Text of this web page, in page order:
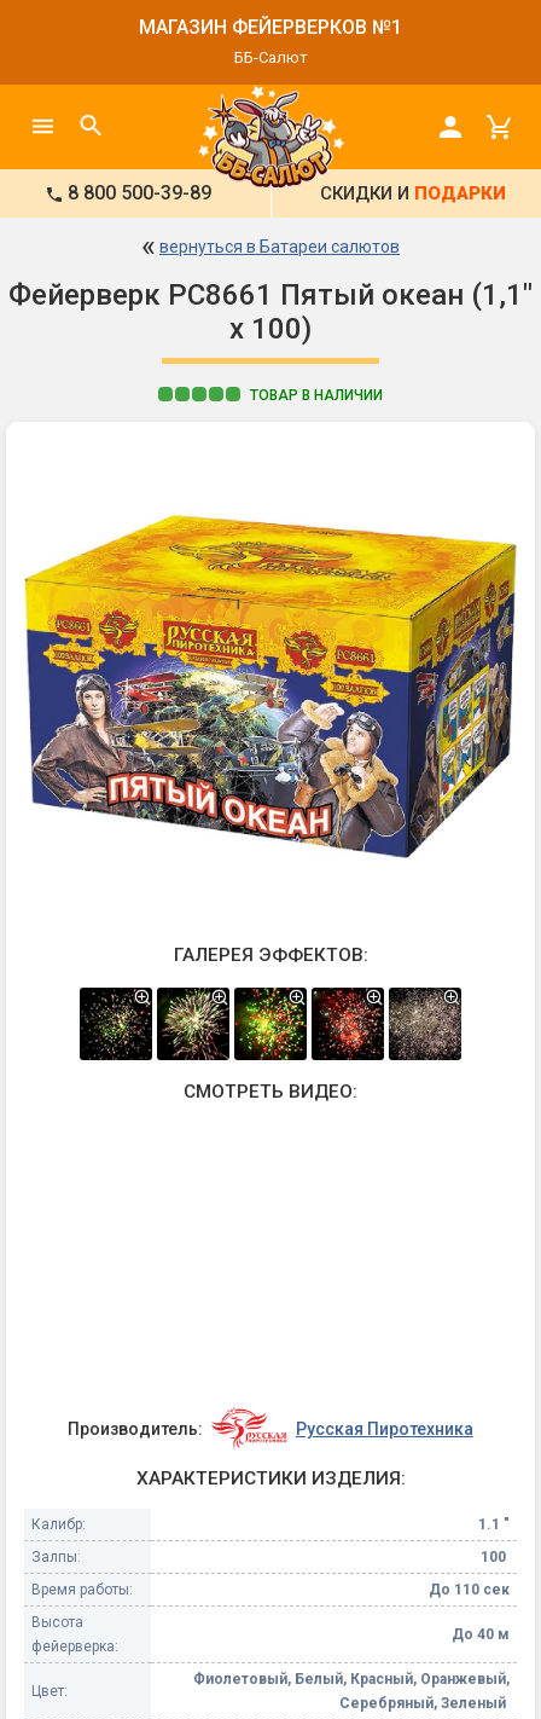
МАГАЗИН ФЕЙЕРВЕРКОВ №1
ББ-Салют
8 800 500-39-89 СКИДКИ И ПОДАРКИ
« вернуться в Батареи салютов
Фейерверк РС8661 Пятый океан (1,1"
х 100)
ТОВАР В НАЛИЧИИ
ГАЛЕРЕЯ ЭФФЕКТОВ:
СМОТРЕТЬ ВИДЕО:
Производитель: Русская Пиротехника
ХАРАКТЕРИСТИКИ ИЗДЕЛИЯ:
Калибр:
1.1 "
Залпы:
100
Время работы:
До 110 сек
Высота
фейерверка:
До 40 м
Цвет:
Фиолетовый, Белый, Красный, Оранжевый,
Серебряный, Зеленый